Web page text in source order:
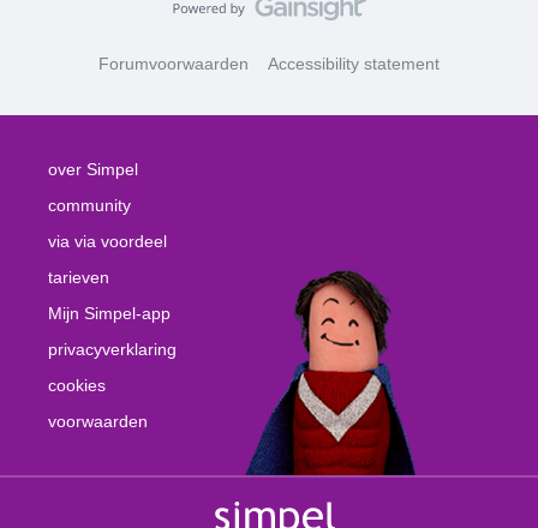
Forumvoorwaarden Accessibility statement
over Simpel
community
via via voordeel
tarieven
Mijn Simpel-app
privacyverklaring
cookies
voorwaarden